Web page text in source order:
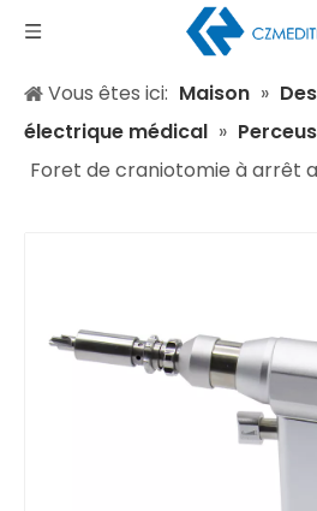
Vous êtes ici: Maison »
électrique médical »
Foret de craniotomie à arrêt